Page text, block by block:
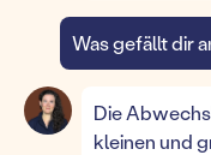
Was gefällt dir
Die
kleinen und